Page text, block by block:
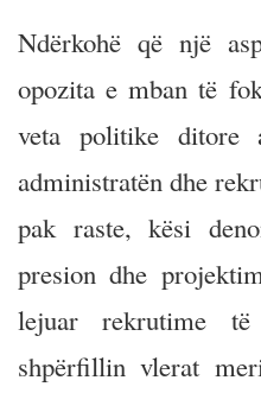
Ndërkohë që një
opozita e mban të
veta politike ditore
administratën dhe
pak raste, kësi
presion dhe
lejuar rekrutime
shpërfillin vlerat